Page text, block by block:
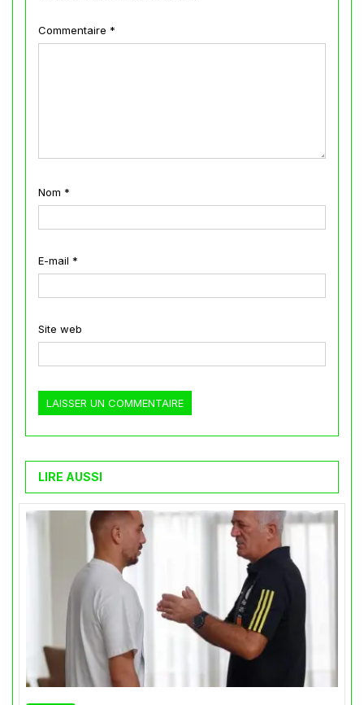
Commentaire *
Nom *
E-mail *
Site web
LIRE AUSSI